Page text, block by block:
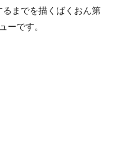
までを描くばくおん第
ーです。